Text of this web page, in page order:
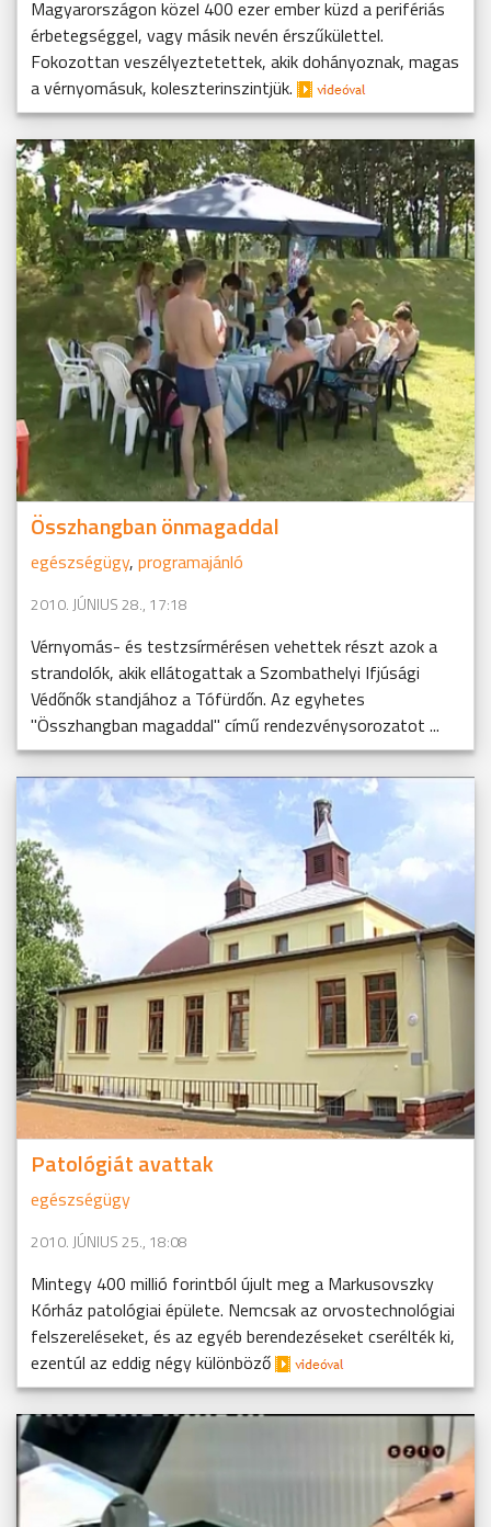
Magyarországon közel 400 ezer ember küzd a perifériás
érbetegséggel, vagy másik nevén érszűkülettel.
Fokozottan veszélyeztetettek, akik dohányoznak, magas
a vérnyomásuk, koleszterinszintjük.
Összhangban önmagaddal
egészségügy, programajánló
2010. JÚNIUS 28., 17:18
Vérnyomás- és testzsírmérésen vehettek részt azok a
strandolók, akik ellátogattak a Szombathelyi Ifjúsági
Védőnők standjához a Tófürdőn. Az egyhetes
"Összhangban magaddal" című rendezvénysorozatot ...
Patológiát avattak
egészségügy
2010. JÚNIUS 25., 18:08
Mintegy 400 millió forintból újult meg a Markusovszky
Kórház patológiai épülete. Nemcsak az orvostechnológiai
felszereléseket, és az egyéb berendezéseket cserélték ki,
ezentúl az eddig négy különböző